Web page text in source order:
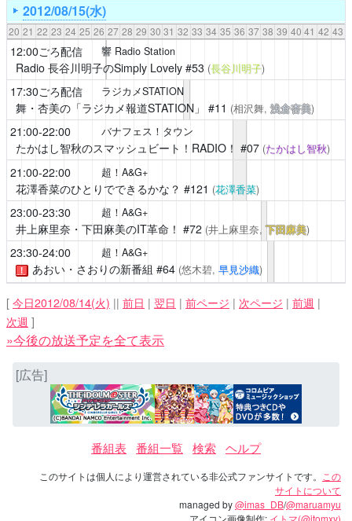
2012/08/15(水)
20 21 22 23 24 25 26 27 28 29 30 31 32 33 34 35 36 37 38 39 40 41 42 43
12:00ごろ配信 響 Radio Station
Radio 長谷川明子のSimply Lovely#53 (長谷川明子)
17:30ごろ配信 ラジカメSTATION
舞・杏美の「ラジカメ報道STATION」 #11 (相沢舞,浅倉杏美)
21:00-22:00 バナフェス！タウン
たかはし智秋のスマッシュビート！RADIO！ #07 (たかはし智秋)
21:00-22:00 超！A&G+
花澤香菜のひとりでできるかな？ #121 (花澤香菜)
23:00-23:30 超！A&G+
井上麻里奈・下田麻美のIT革命！ #72 (井上麻里奈,下田麻美)
23:30-24:00 超！A&G+
！ あおい・さおりの新番組 #64 (悠木碧, 早見沙織)
[ 今日2012/08/14(火) || 前日 | 翌日 | 前ページ | 次ページ | 前週 |
次週 ]
»今後の放送予定を全て表示
[広告]
番組表 番組一覧 検索 ヘルプ
このサイトは個人により運営されている非公式ファンサイトです。
この
サイトについて
managed by@imas_DB/@maruamyu
アイコン画像制作: イトマ(@itomxy)